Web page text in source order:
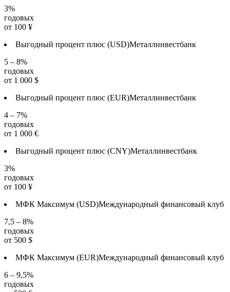
3%
годовых
от 100 ¥
Выгодный процент плюс (USD)Металлинвестбанк
5 – 8%
годовых
от 1 000 $
Выгодный процент плюс (EUR)Металлинвестбанк
4 – 7%
годовых
от 1 000 €
Выгодный процент плюс (CNY)Металлинвестбанк
3%
годовых
от 100 ¥
МФК Максимум (USD)Международный финансовый клуб
7,5 – 8%
годовых
от 500 $
МФК Максимум (EUR)Международный финансовый клуб
6 – 9,5%
годовых